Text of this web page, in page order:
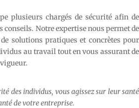
plusieurs chargés de sécurité afin de
Notre expertise nous permet de
solutions pratiques et concrètes pour
au travail tout en vous assurant de
des individus, vous agissez sur leur santé
de votre entreprise.